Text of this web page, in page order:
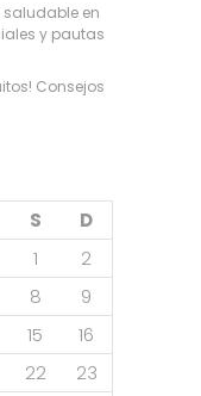
en
y pautas
Consejos
S
D
1
2
8
9
15
16
22
23